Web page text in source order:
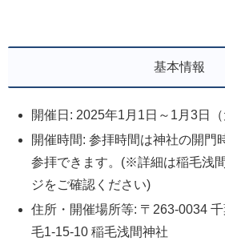
基本情報
開催日: 2025年1月1日～1月3日（
開催時間: 参拝時間は神社の開門
参拝できます。(※詳細は稲毛浅
ジをご確認ください)
住所・開催場所等: 〒263-0034
毛1-15-10 稲毛浅間神社